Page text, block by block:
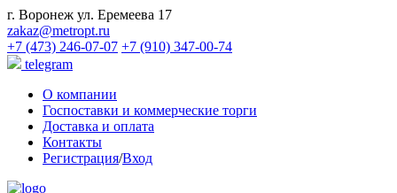
г. Воронеж ул. Еремеева 17
zakaz@metropt.ru
+7 (473) 246-07-07 +7 (910) 347-00-74
telegram
О компании
Госпоставки и коммерческие торги
Доставка и оплата
Контакты
Регистрация/Вход